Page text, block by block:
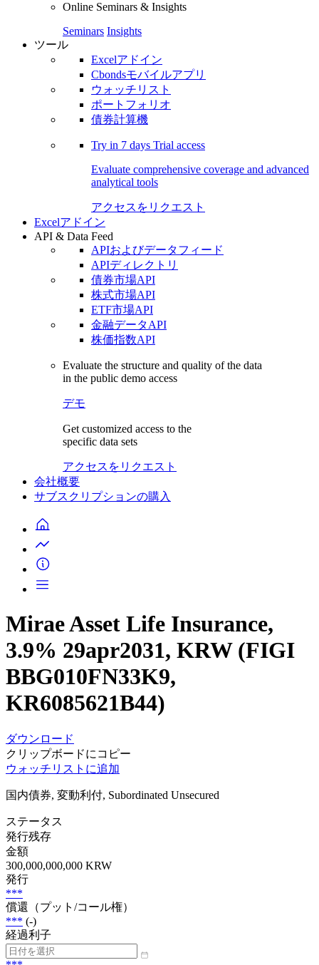
Online Seminars & Insights
Seminars Insights
ツール
Excelアドイン
Cbondsモバイルアプリ
ウォッチリスト
ポートフォリオ
債券計算機
Try in 7 days Trial access
Evaluate comprehensive coverage and advanced
analytical tools
アクセスをリクエスト
Excelアドイン
API & Data Feed
APIおよびデータフィード
APIディレクトリ
債券市場API
株式市場API
ETF市場API
金融データAPI
株価指数API
Evaluate the structure and quality of the data
in the public demo access
デモ
Get customized access to the
specific data sets
アクセスをリクエスト
会社概要
サブスクリプションの購入
Mirae Asset Life Insurance,
3.9% 29apr2031, KRW (FIGI
BBG010FN33K9,
KR6085621B44)
ダウンロード
クリップボードにコピー
ウォッチリストに追加
国内債券, 変動利付, Subordinated Unsecured
ステータス
発行残存
金額
300,000,000,000 KRW
発行
***
償還（プット/コール権）
*** (-)
経過利子